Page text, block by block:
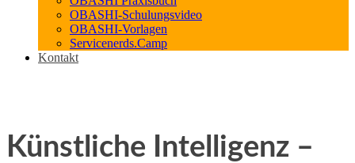
OBASHI-Schulungsvideo
OBASHI-Vorlagen
Servicenerds.Camp
Kontakt
Künstliche Intelligenz –